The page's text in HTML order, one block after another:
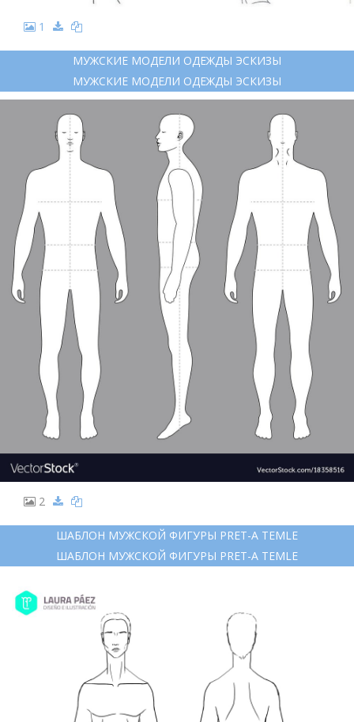
1
МУЖСКИЕ МОДЕЛИ ОДЕЖДЫ ЭСКИЗЫ
МУЖСКИЕ МОДЕЛИ ОДЕЖДЫ ЭСКИЗЫ
2
ШАБЛОН МУЖСКОЙ ФИГУРЫ PRET-A TEMLE
ШАБЛОН МУЖСКОЙ ФИГУРЫ PRET-A TEMLE